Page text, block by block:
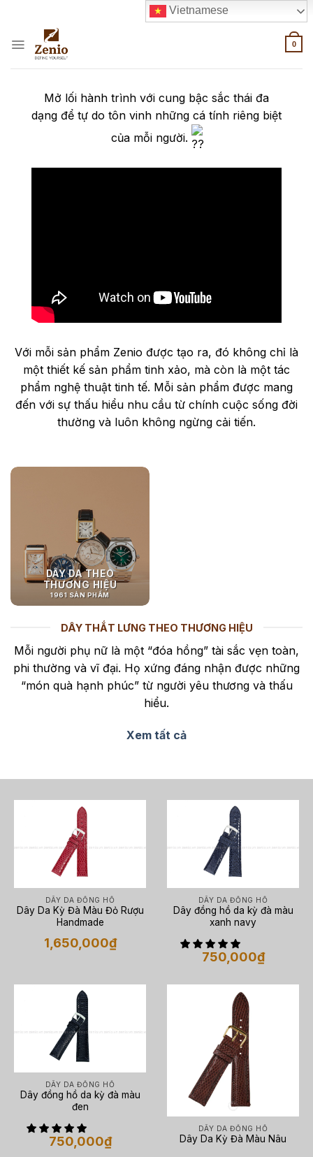
content
0
Mở lối hành trình với cung bậc sắc thái đa
dạng để tự do tôn vinh những cá tính riêng biệt
của mỗi người.
Với mỗi sản phẩm Zenio được tạo ra, đó không chỉ là
một thiết kế sản phẩm tinh xảo, mà còn là một tác
phẩm nghệ thuật tinh tế. Mỗi sản phẩm được mang
đến với sự thấu hiểu nhu cầu từ chính cuộc sống đời
thường và luôn không ngừng cải tiến.
DÂY DA THEO
THƯƠNG HIỆU
1961 SẢN PHẨM
DÂY THẮT LƯNG THEO THƯƠNG HIỆU
Mỗi người phụ nữ là một “đóa hồng” tài sắc vẹn toàn,
phi thường và vĩ đại. Họ xứng đáng nhận được những
“món quà hạnh phúc” từ người yêu thương và thấu
hiểu.
Xem tất cả
DÂY DA ĐỒNG HỒ
Dây Da Kỳ Đà Màu Đỏ Rượu
Handmade
1,650,000₫
DÂY DA ĐỒNG HỒ
Dây đồng hồ da kỳ đà màu
xanh navy
750,000₫
DÂY DA ĐỒNG HỒ
Dây đồng hồ da kỳ đà màu
đen
750,000₫
DÂY DA ĐỒNG HỒ
Dây Da Kỳ Đà Màu Nâu
Vietnamese